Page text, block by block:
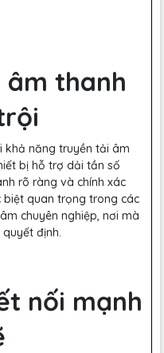
âm thanh
khả năng truyền tải âm
bị hỗ trợ dải tần số
rõ ràng và chính xác
biệt quan trọng trong các
chuyên nghiệp, nơi mà
định.
nối mạnh